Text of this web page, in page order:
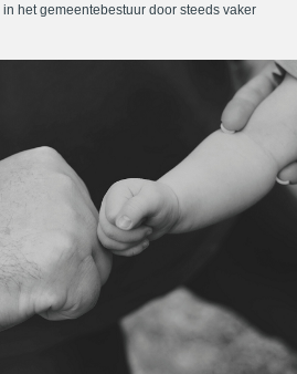
het gemeentebestuur door steeds vaker